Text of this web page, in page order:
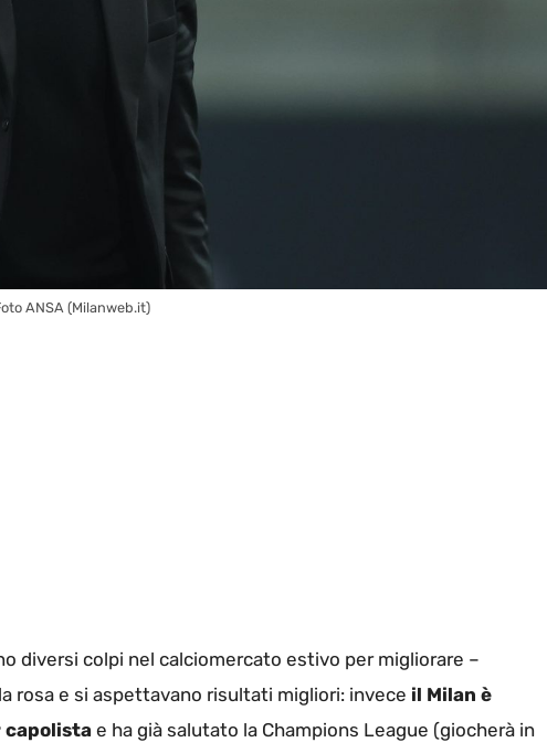
ANSA (Milanweb.it)
diversi colpi nel calciomercato estivo per migliorare –
rosa e si aspettavano risultati migliori: invece il Milan è
capolista e ha già salutato la Champions League (giocherà in